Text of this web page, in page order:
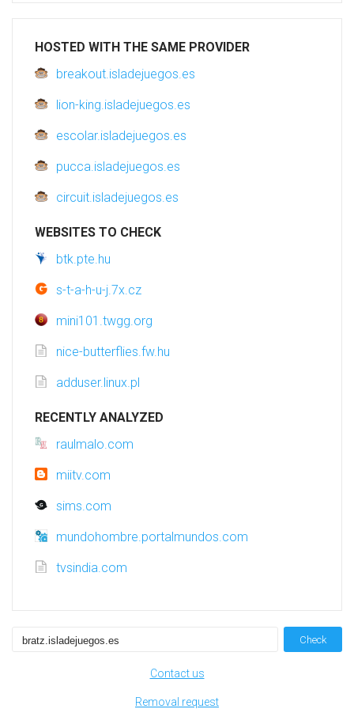
HOSTED WITH THE SAME PROVIDER
breakout.isladejuegos.es
lion-king.isladejuegos.es
escolar.isladejuegos.es
pucca.isladejuegos.es
circuit.isladejuegos.es
WEBSITES TO CHECK
btk.pte.hu
s-t-a-h-u-j.7x.cz
mini101.twgg.org
nice-butterflies.fw.hu
adduser.linux.pl
RECENTLY ANALYZED
raulmalo.com
miitv.com
sims.com
mundohombre.portalmundos.com
tvsindia.com
Check
Contact us
Removal request